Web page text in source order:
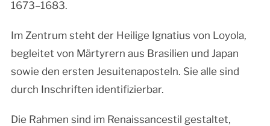
1673–1683.
Im Zentrum steht der Heilige Ignatius von Loyola,
begleitet von Märtyrern aus Brasilien und Japan
sowie den ersten Jesuitenaposteln. Sie alle sind
durch Inschriften identifizierbar.
Die Rahmen sind im Renaissancestil gestaltet,